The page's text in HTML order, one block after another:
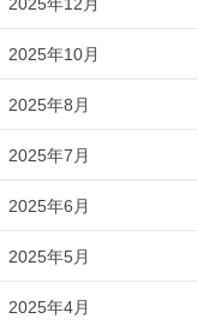
2025年10月
2025年8月
2025年7月
2025年6月
2025年5月
2025年4月